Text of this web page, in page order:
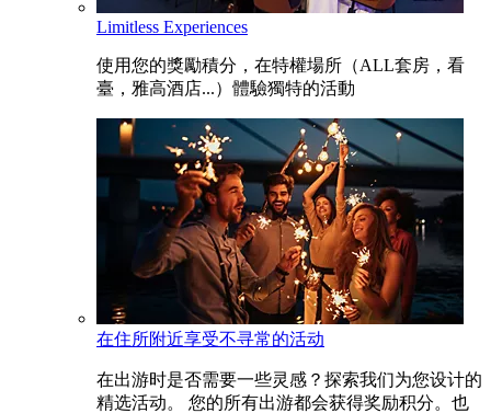
Limitless Experiences
使用您的獎勵積分，在特權場所（ALL套房，看
臺，雅高酒店...）體驗獨特的活動
在住所附近享受不寻常的活动
在出游时是否需要一些灵感？探索我们为您设计的
精选活动。 您的所有出游都会获得奖励积分。也